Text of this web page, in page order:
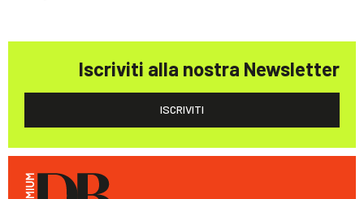
Iscriviti alla nostra Newsletter
ISCRIVITI